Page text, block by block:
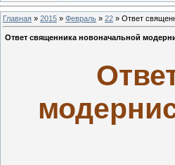
Главная » 2015 » Февраль » 22 » Ответ
Ответ священника новоначальной